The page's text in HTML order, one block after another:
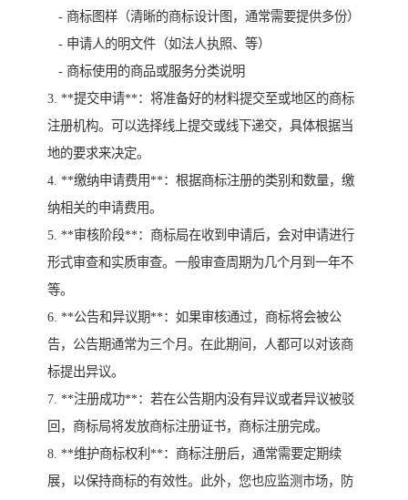
- 商标图样（清晰的商标设计图，通常需要提供多份）
- 申请人的明文件（如法人执照、等）
- 商标使用的商品或服务分类说明
3. **提交申请**：将准备好的材料提交至或地区的商标
注册机构。可以选择线上提交或线下递交，具体根据当
地的要求来决定。
4. **缴纳申请费用**：根据商标注册的类别和数量，缴
纳相关的申请费用。
5. **审核阶段**：商标局在收到申请后，会对申请进行
形式审查和实质审查。一般审查周期为几个月到一年不
等。
6. **公告和异议期**：如果审核通过，商标将会被公
告，公告期通常为三个月。在此期间，人都可以对该商
标提出异议。
7. **注册成功**：若在公告期内没有异议或者异议被驳
回，商标局将发放商标注册证书，商标注册完成。
8. **维护商标权利**：商标注册后，通常需要定期续
展，以保持商标的有效性。此外，您也应监测市场，防